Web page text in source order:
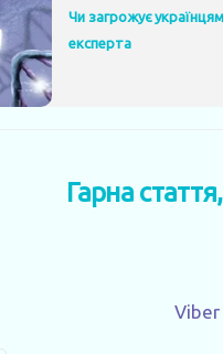
Чи загрожує
експерта
Гарна
Viber